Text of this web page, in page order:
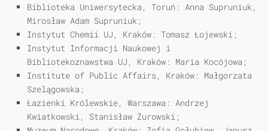
Biblioteka Uniwersytecka, Toruń: Anna Supruniuk,
Mirosław Adam Supruniuk;
Instytut Chemii UJ, Kraków: Tomasz Łojewski;
Instytut Informacji Naukowej i
Bibliotekoznawstwa UJ, Kraków: Maria Kocójowa;
Institute of Public Affairs, Kraków: Małgorzata
Szelągowska;
Łazienki Królewskie, Warszawa: Andrzej
Kwiatkowski, Stanisław Żurowski;